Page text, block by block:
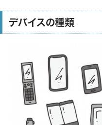
デバイスの種類